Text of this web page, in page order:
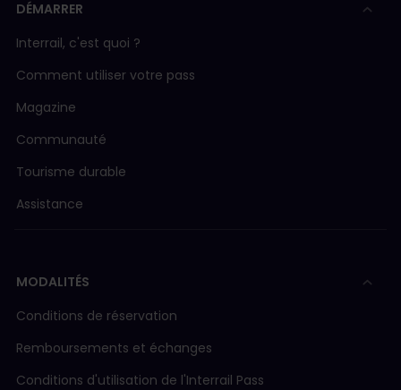
DÉMARRER
Interrail, c'est quoi ?
Comment utiliser votre pass
Magazine
Communauté
Tourisme durable
Assistance
MODALITÉS
Conditions de réservation
Remboursements et échanges
Conditions d'utilisation de l'Interrail Pass